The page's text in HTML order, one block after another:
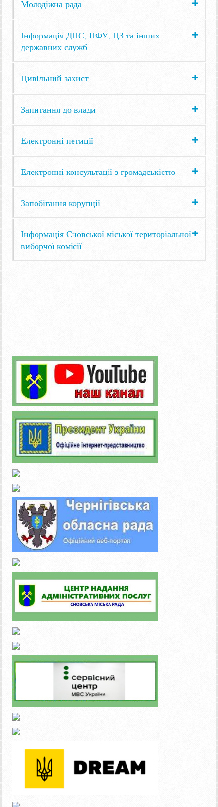
Молодіжна рада
Інформація ДПС, ПФУ, ЦЗ та інших
державних служб
Цивільний захист
Запитання до влади
Електронні петиції
Електронні консультації з громадськістю
Запобігання корупції
Інформація Сновської міської територіальної
виборчої комісії